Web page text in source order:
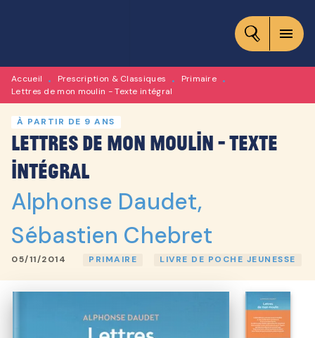
CONTENU
menu
Accueil • Prescription & Classiques • Primaire •
Lettres de mon moulin - Texte intégral
À PARTIR DE 9 ANS
Lettres de mon moulin - Texte
intégral
Alphonse Daudet,
Sébastien Chebret
05/11/2014 PRIMAIRE LIVRE DE POCHE JEUNESSE